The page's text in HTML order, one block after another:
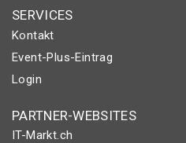
SERVICES
Kontakt
Event-Plus-Eintrag
Login
PARTNER-WEBSITES
IT-Markt.ch